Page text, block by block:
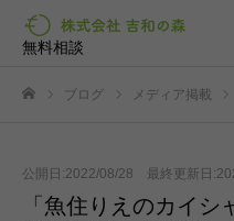
無料相談
ブログ メディア掲載
公開日:2022/08/28 最終更新日
「魚住りえのカイ